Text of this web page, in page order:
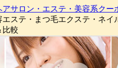
サロン・エステ・美容系ク
ステ・まつ毛エクステ・ネ
比較